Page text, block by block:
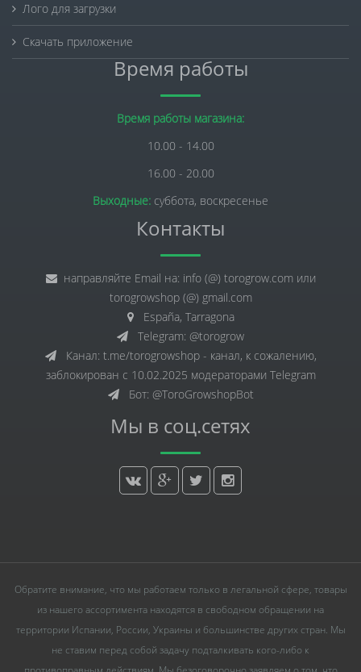
Лого для загрузки
Скачать приложение
Время работы
Время работы магазина:
10.00 - 14.00
16.00 - 20.00
Выходные: суббота, воскресенье
Контакты
направляйте Email на: info (@) torogrow.com или
torogrowshop (@) gmail.com
España, Tarragona
Telegram: @torogrow
Канал: t.me/torogrowshop - канал, к сожалению,
заблокирован с 10.02.2025 модераторами Telegram
Бот: @ToroGrowshopBot
Мы в соц.сетях
Обратите внимание, что мы работаем только в легальной сфере, товары
из нашего ассортимента находятся в свободном обращении на
территории Испании, России, Украины и большинстве других стран. Мы
не ставим перед собой задачу подталкивать кого-либо к